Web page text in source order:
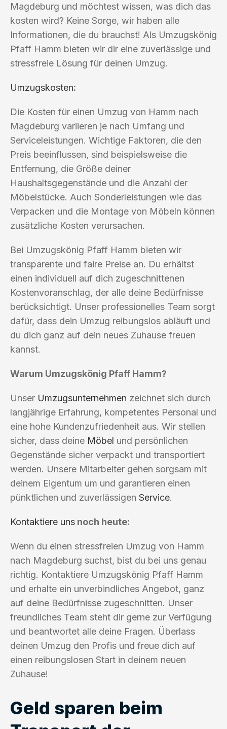
Magdeburg und möchtest wissen, was dich das
kosten wird? Keine Sorge, wir haben alle
Informationen, die du brauchst! Als Umzugskönig
Pfaff Hamm bieten wir dir eine zuverlässige und
stressfreie Lösung für deinen Umzug.
Umzugskosten:
Die Kosten für einen Umzug von Hamm nach
Magdeburg variieren je nach Umfang und
Serviceleistungen. Wichtige Faktoren, die den
Preis beeinflussen, sind beispielsweise die
Entfernung, die Größe deiner
Haushaltsgegenstände und die Anzahl der
Möbelstücke. Auch Sonderleistungen wie das
Verpacken und die Montage von Möbeln können
zusätzliche Kosten verursachen.
Bei Umzugskönig Pfaff Hamm bieten wir
transparente und faire Preise an. Du erhältst
einen individuell auf dich zugeschnittenen
Kostenvoranschlag, der alle deine Bedürfnisse
berücksichtigt. Unser professionelles Team sorgt
dafür, dass dein Umzug reibungslos abläuft und
du dich ganz auf dein neues Zuhause freuen
kannst.
Warum Umzugskönig Pfaff Hamm?
Unser Umzugsunternehmen zeichnet sich durch
langjährige Erfahrung, kompetentes Personal und
eine hohe Kundenzufriedenheit aus. Wir stellen
sicher, dass deine Möbel und persönlichen
Gegenstände sicher verpackt und transportiert
werden. Unsere Mitarbeiter gehen sorgsam mit
deinem Eigentum um und garantieren einen
pünktlichen und zuverlässigen Service.
Kontaktiere uns noch heute:
Wenn du einen stressfreien Umzug von Hamm
nach Magdeburg suchst, bist du bei uns genau
richtig. Kontaktiere Umzugskönig Pfaff Hamm
und erhalte ein unverbindliches Angebot, ganz
auf deine Bedürfnisse zugeschnitten. Unser
freundliches Team steht dir gerne zur Verfügung
und beantwortet alle deine Fragen. Überlass
deinen Umzug den Profis und freue dich auf
einen reibungslosen Start in deinem neuen
Zuhause!
Geld sparen beim